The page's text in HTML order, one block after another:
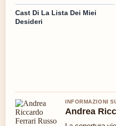
Cast Di La Lista Dei Miei
Desideri
INFORMAZIONI
Andrea